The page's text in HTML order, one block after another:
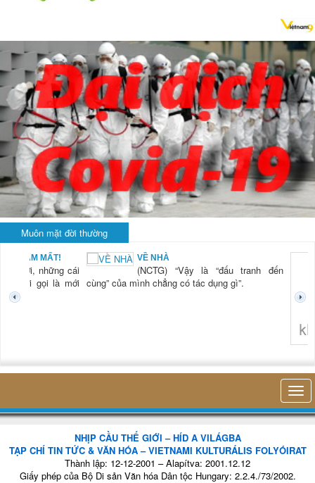
Muôn mặt đời thường
NAM MẤT!
“Xời, những cái
mới gọi là mới
VỀ NHÀ
(NCTG) “Vậy là “đấu tranh đến
cùng” của mình chẳng có tác dụng gì”.
NHỊP CẦU THẾ GIỚI – HÍD A VILÁGBA
TẠP CHÍ TIN TỨC & VĂN HÓA – VIETNAMI KULTURÁLIS FOLYÓIRAT
Thành lập: 12-12-2001 – Alapítva: 2001.12.12
Giấy phép của Bộ Di sản Văn hóa Dân tộc Hungary: 2.2.4./73/2002.